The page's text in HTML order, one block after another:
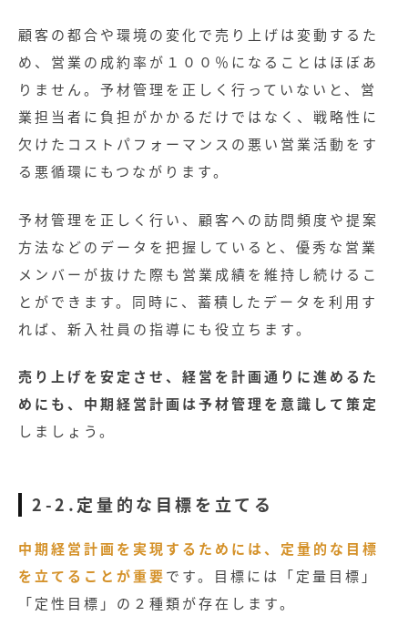
顧客の都合や環境の変化で売り上げは変動するた
め、営業の成約率が１００％になることはほぼあ
りません。予材管理を正しく行っていないと、営
業担当者に負担がかかるだけではなく、戦略性に
欠けたコストパフォーマンスの悪い営業活動をす
る悪循環にもつながります。
予材管理を正しく行い、顧客への訪問頻度や提案
方法などのデータを把握していると、優秀な営業
メンバーが抜けた際も営業成績を維持し続けるこ
とができます。同時に、蓄積したデータを利用す
れば、新入社員の指導にも役立ちます。
売り上げを安定させ、経営を計画通りに進めるた
めにも、中期経営計画は予材管理を意識して策定
しましょう。
2-2.定量的な目標を立てる
中期経営計画を実現するためには、定量的な目標
を立てることが重要です。目標には「定量目標」
「定性目標」の２種類が存在します。